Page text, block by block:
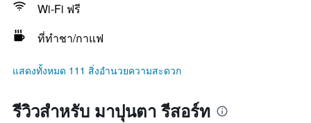
Wi-Fi ฟรี
ที่ทำชา/กาแฟ
แสดงทั้งหมด 111 สิ่งอำนวยความสะดวก
รีวิวสำหรับ มาปุนตา รีสอร์ท